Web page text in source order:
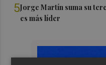
5Jorge Martín suma su
es más líder